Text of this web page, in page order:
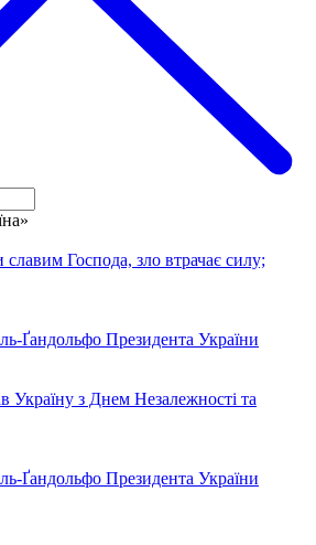
славим Господа, зло втрачає силу;
Ґандольфо Президента України
Україну з Днем Незалежності та
Ґандольфо Президента України